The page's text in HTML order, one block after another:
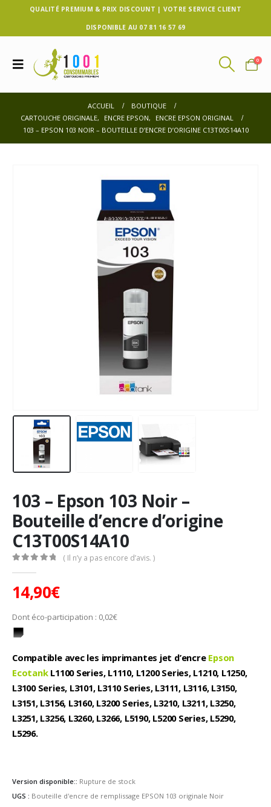
QUALITÉ PREMIUM & PRIX DISCOUNT | VOTRE SERVICE CLIENT
DISPONIBLE AU 07 81 16 57 69
0
ACCUEIL
BOUTIQUE
CARTOUCHE ORIGINALE, ENCRE EPSON,
ENCRE EPSON ORIGINAL
103 – EPSON 103 NOIR – BOUTEILLE D’ENCRE D’ORIGINE C13T00S14A10
103 – Epson 103 Noir –
Bouteille d’encre d’origine
C13T00S14A10
( Il n’y a pas encore d’avis. )
14,90€
Dont éco-participation : 0,02€
Compatible avec les imprimantes jet d’encre Epson
EcotankL1100 Series, L1110, L1200 Series, L1210, L1250,
L3100 Series, L3101, L3110 Series, L3111, L3116, L3150,
L3151, L3156, L3160, L3200 Series, L3210, L3211, L3250,
L3251, L3256, L3260, L3266, L5190, L5200 Series, L5290,
L5296.
Version disponible:: Rupture de stock
UGS : Bouteille d'encre de remplissage EPSON 103 originale Noir